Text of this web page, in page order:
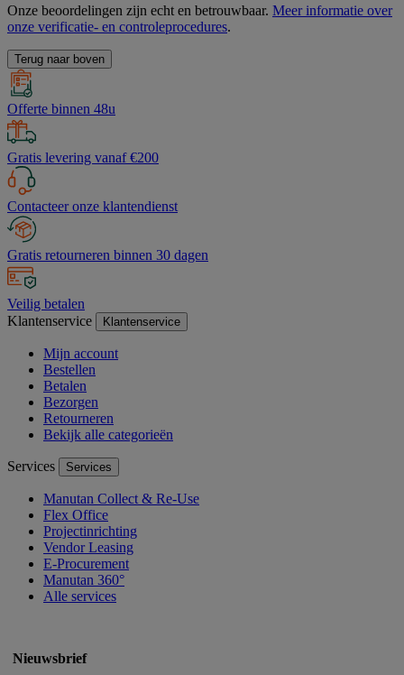
Onze beoordelingen zijn echt en betrouwbaar. Meer informatie over
onze verificatie- en controleprocedures.
Terug naar boven
Offerte binnen 48u
Gratis levering vanaf €200
Contacteer onze klantendienst
Gratis retourneren binnen 30 dagen
Veilig betalen
Klantenservice
Klantenservice
Mijn account
Bestellen
Betalen
Bezorgen
Retourneren
Bekijk alle categorieën
Services Services
Manutan Collect & Re-Use
Flex Office
Projectinrichting
Vendor Leasing
E-Procurement
Manutan 360°
Alle services
Nieuwsbrief